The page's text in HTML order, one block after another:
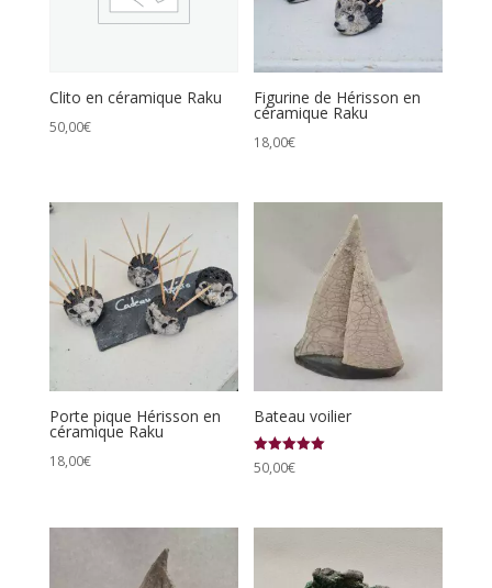
Clito en céramique Raku
50,00€
Figurine de Hérisson en
céramique Raku
18,00€
Porte pique Hérisson en
céramique Raku
18,00€
Bateau voilier
Note
5.00
50,00€